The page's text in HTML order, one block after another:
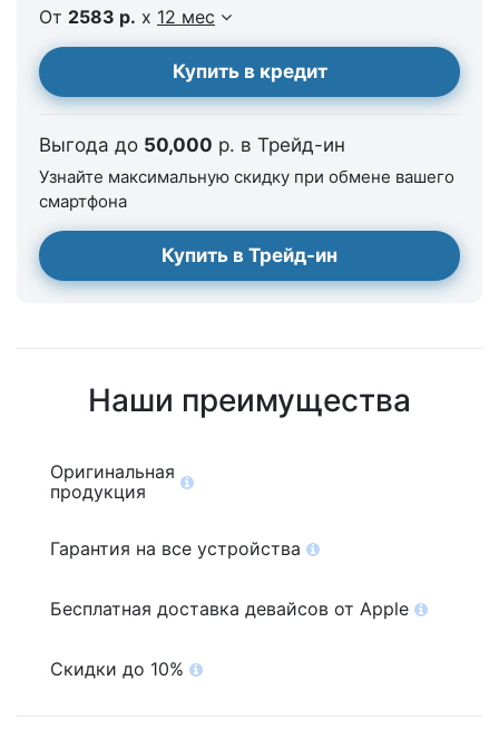
От 2583 р. x 12 мес
Купить в кредит
Выгода до 50,000 р. в Трейд-ин
Узнайте максимальную скидку при обмене вашего
смартфона
Купить в Трейд-ин
Наши преимущества
Оригинальная
продукция
Гарантия на все устройства
Бесплатная доставка девайсов от Apple
Скидки до 10%